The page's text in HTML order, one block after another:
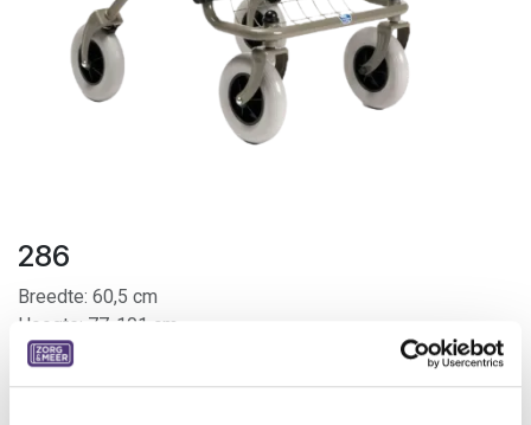
286
Breedte: 60,5 cm
Hoogte: 77-101 cm
Gewicht: 9,5 kg